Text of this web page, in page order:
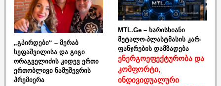
„გპირდები“ – მერაბ
სეფაშვილისა და გიგი
ორაგველიძის კიდევ ერთი
ერთობლივი ნამუშევრის
პრემიერა
MTL.Ge – ხარისხიანი
მეტალო-პლასტმასის კარ-
ფანჯრების დამზადება
ენერგოეფექტურობა და
კომფორტი,
ინდივიდუალური